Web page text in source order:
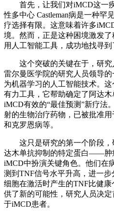
首先，让我们对iMCD这一
性多中心 Castleman病是一种罕
疗选择有限。这意味着许多
境。然而，正是这种困境激发
用人工智能工具，成功地找寻到
这个突破的关键在于，研究
雷尔曼医学院的研究人员领导
为机器学习的人工智能技术。
有力工具，它帮助确定了阿达木
iMCD有效的“最佳预测”新疗法
射的生物治疗药物，已被批准
和克罗恩病等。
这只是研究的第一个阶段，
达木单抗抑制的特定蛋白——肿
iMCD中扮演关键角色。他们在
测到TNF信号水平升高，进一
细胞在激活时产生的TNF比健
供了新的可能性，研究人员决
于iMCD患者。